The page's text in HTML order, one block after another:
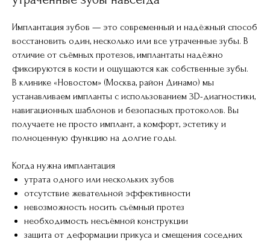
Имплантация зубов — это современный и надёжный способ
восстановить один, несколько или все утраченные зубы. В
отличие от съёмных протезов, имплантаты надёжно
фиксируются в кости и ощущаются как собственные зубы.
В клинике «Новостом» (Москва, район Динамо) мы
устанавливаем импланты с использованием 3D-диагностики,
навигационных шаблонов и безопасных протоколов. Вы
получаете не просто имплант, а комфорт, эстетику и
полноценную функцию на долгие годы.
Когда нужна имплантация
утрата одного или нескольких зубов
отсутствие жевательной эффективности
невозможность носить съёмный протез
необходимость несъёмной конструкции
защита от деформации прикуса и смещения соседних